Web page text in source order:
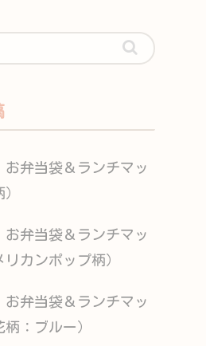
お弁当袋＆ランチマッ
お弁当袋＆ランチマッ
リカンポップ柄）
お弁当袋＆ランチマッ
柄：ブルー）